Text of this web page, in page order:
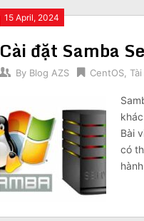
15 April, 2024
Cài đặt Samba
By Blog AZS CentOS
Bài
có